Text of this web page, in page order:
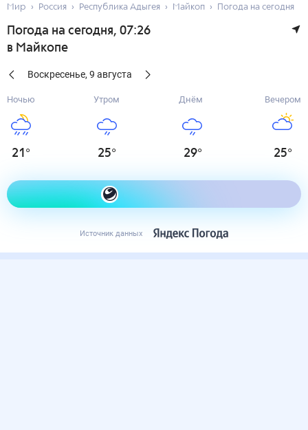
Мир Россия Республика Адыгея Майкоп Погода на сегодня
Погода на сегодня, 07:26
в Майкопе
Воскресенье, 9 августа
Ночью
21 °
Утром
25°
Днём
29°
Вечером
25°
Как одеться сегодня
Источник данных